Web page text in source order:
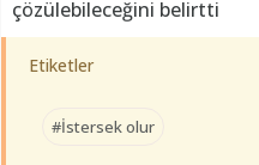
çözülebileceğini belirtti
Etiketler
#İstersek olur